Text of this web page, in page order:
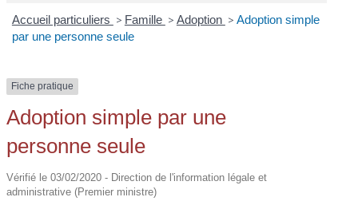
Accueil particuliers > Famille > Adoption > Adoption simple
par une personne seule
Fiche pratique
Adoption simple par une
personne seule
Vérifié le 03/02/2020 - Direction de l'information légale et
administrative (Premier ministre)